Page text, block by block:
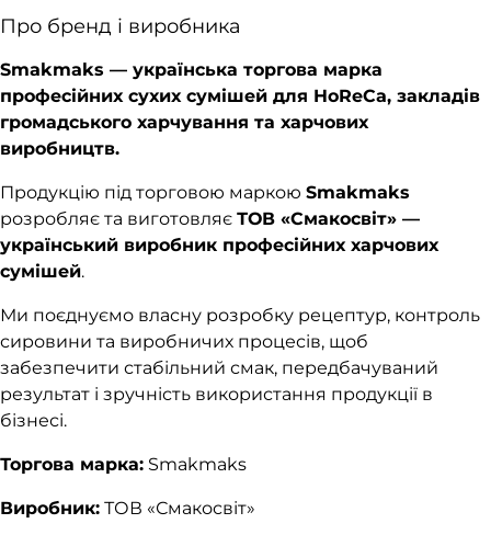
Про бренд і виробника
Smakmaks — українська торгова марка
професійних сухих сумішей для HoReCa, закладів
громадського харчування та харчових
виробництв.
Продукцію під торговою маркою Smakmaks
розробляє та виготовляє ТОВ «Смакосвіт» —
український виробник професійних харчових
сумішей.
Ми поєднуємо власну розробку рецептур, контроль
сировини та виробничих процесів, щоб
забезпечити стабільний смак, передбачуваний
результат і зручність використання продукції в
бізнесі.
Торгова марка: Smakmaks
Виробник: ТОВ «Смакосвіт»